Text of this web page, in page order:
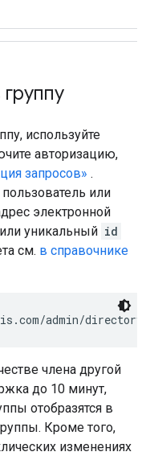
используйте
авторизацию,
запросов» .
или
электронной
уникальный id
см. в справочнике
admin/
члена другой
до 10 минут,
отобразятся в
Кроме того,
изменениях